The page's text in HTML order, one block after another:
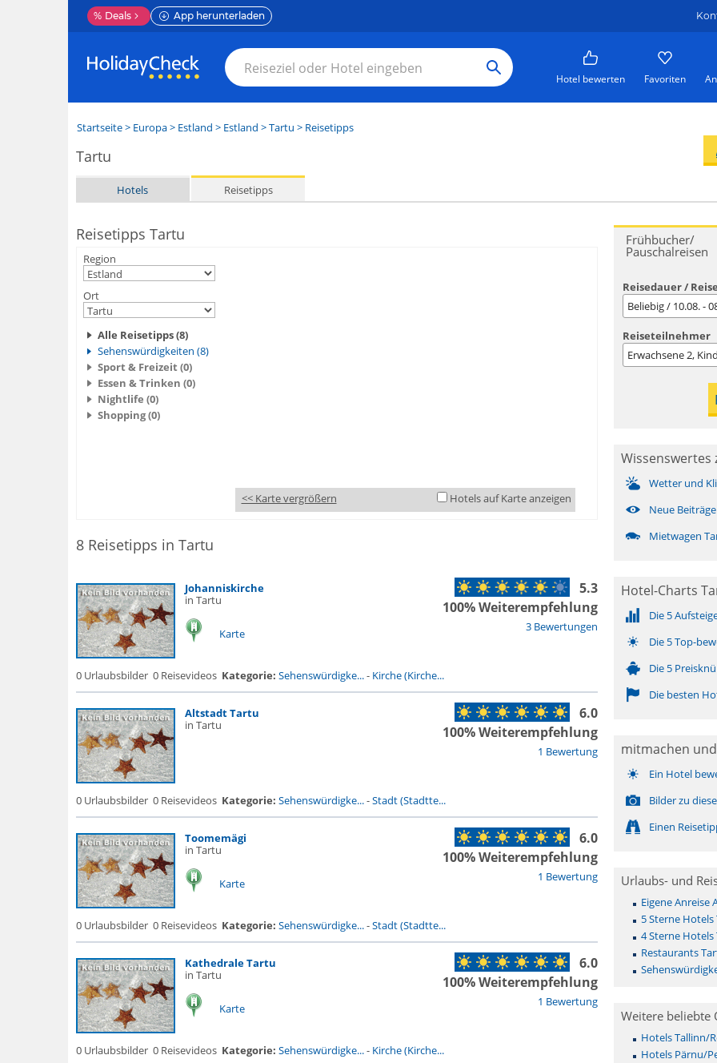
% Deals App herunterladen
Hotel bewerten Favoriten
Startseite> Europa> Estland > Estland >Tartu > Reisetipps
Tartu
Hotels Reisetipps
Reisetipps Tartu
Region
Ort
Alle Reisetipps (8)
Sehenswürdigkeiten (8)
Sport & Freizeit (0)
Essen & Trinken (0)
Nightlife (0)
Shopping (0)
<< Karte vergrößern Hotels auf Karte anzeigen
8 Reisetipps in Tartu
Johanniskirche
in Tartu
Karte 3 Bewertungen
5.3
100% Weiterempfehlung
0 Urlaubsbilder 0 Reisevideos Kategorie: Sehenswürdigke...- Kirche (Kirche...
Altstadt Tartu
in Tartu
1 Bewertung
6.0
100% Weiterempfehlung
0 Urlaubsbilder 0 Reisevideos Kategorie: Sehenswürdigke...-Stadt (Stadtte...
Toomemägi
in Tartu
Karte 1 Bewertung
6.0
100% Weiterempfehlung
0 Urlaubsbilder 0 Reisevideos Kategorie: Sehenswürdigke...-Stadt (Stadtte...
Kathedrale Tartu
in Tartu
Karte 1 Bewertung
6.0
100% Weiterempfehlung
0 Urlaubsbilder 0 Reisevideos Kategorie: Sehenswürdigke...- Kirche (Kirche...
Frühbucher/
Pauschalreisen
Reisedauer /
Beliebig / 10.08. -
Reiseteilnehmer
Erwachsene2,
Wissenswertes
Wetter und
Neue
Mietwagen
Hotel-Charts
Die 5
Die 5 Top-
Die 5
Die besten
mitmachen
Ein Hotel
Bilder zu
Einen
Urlaubs- und
Eigene Anreise
5 Sterne Hotels
4 Sterne Hotels
Restaurants
Weitere beliebte
Hotels Tallinn/
Hotels Pärnu/